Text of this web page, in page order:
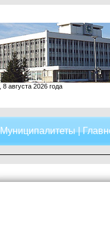
августа 2026 года
Муниципалитеты|